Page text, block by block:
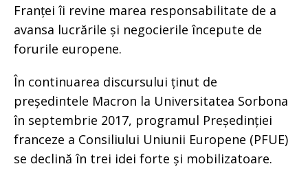
Franței îi revine marea responsabilitate de a
avansa lucrările și negocierile începute de
forurile europene.
În continuarea discursului ținut de
președintele Macron la Universitatea Sorbona
în septembrie 2017, programul Președinției
franceze a Consiliului Uniunii Europene (PFUE)
se declină în trei idei forte și mobilizatoare.